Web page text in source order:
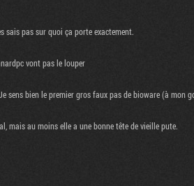
sais pas sur quoi ça porte exactement.
vont pas le louper
sens bien le premier gros faux pas de bioware (à
mais au moins elle a une bonne tête de vieille pute.